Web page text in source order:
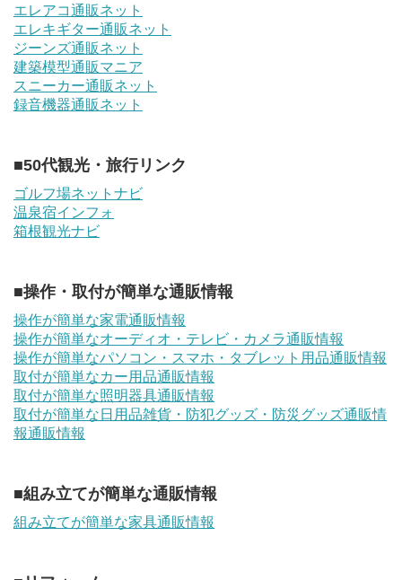
エレアコ通販ネット
エレキギター通販ネット
ジーンズ通販ネット
建築模型通販マニア
スニーカー通販ネット
録音機器通販ネット
■50代観光・旅行リンク
ゴルフ場ネットナビ
温泉宿インフォ
箱根観光ナビ
■操作・取付が簡単な通販情報
操作が簡単な家電通販情報
操作が簡単なオーディオ・テレビ・カメラ通販情報
操作が簡単なパソコン・スマホ・タブレット用品通販情報
取付が簡単なカー用品通販情報
取付が簡単な照明器具通販情報
取付が簡単な日用品雑貨・防犯グッズ・防災グッズ通販情
報通販情報
■組み立てが簡単な通販情報
組み立てが簡単な家具通販情報